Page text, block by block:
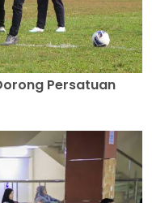
Persatuan